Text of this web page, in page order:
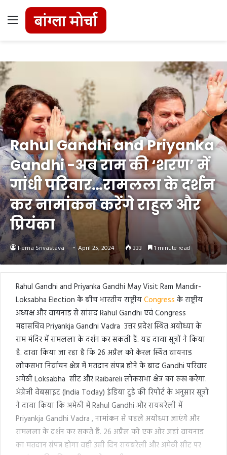
Menu
Rahul Gandhi and Priyanka
Gandhi -अब राम की ‘शरण’ में
गांधी परिवार…रामलला के दर्शन
कर नामांकन करेंगे राहुल और
प्रियंका
Hema Srivastava April 25, 2024 333 1 minute read
Rahul Gandhi and Priyanka Gandhi May Visit Ram Mandir-
Loksabha Election के बीच भारतीय राष्ट्रीयCongress के राष्ट्रीय
अध्यक्ष और वायनाड से सांसद Rahul Gandhi एवं Congress
महासचिव Priyankja Gandhi Vadra उत्तर प्रदेश स्थित अयोध्या के
राम मंदिर में रामलला के दर्शन कर सकती हैं. यह दावा सूत्रों ने किया
है. दावा किया जा रहा है कि 26 अप्रैल को केरल स्थित वायनाड
लोकसभा निर्वाचन क्षेत्र में मतदान संपन्न होने के बाद Gandhi परिवार
अमेठी Loksabha सीट और Raibareli लोकसभा क्षेत्र का रुख करेगा.
अंग्रेजी वेबसाइट (India Today) इंडिया टुडे की रिपोर्ट के अनुसार सूत्रों
ने दावा किया कि अमेठी में Rahul Gandhi और रायबरेली में
Priyankja Gandhi Vadra , नामांकन से पहले अयोध्या जाएंगे और
रामलला के दर्शन कर सकते हैं. 26 अप्रैल को एक ओर जहां वायनाड
का मतदान संपन्न होगा वहीं उसी दिन रायबरेली और अमेठी सीट पर